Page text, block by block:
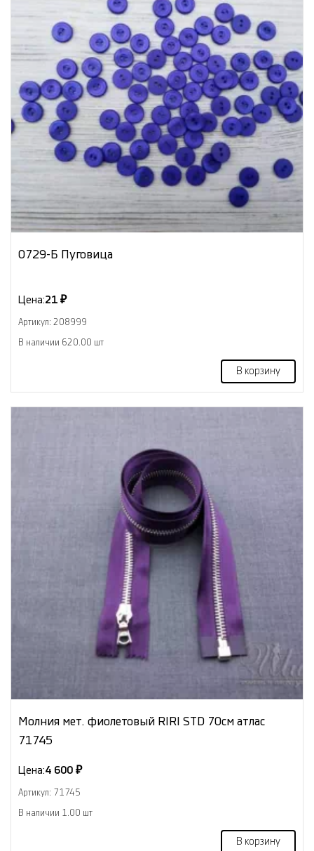
0729-Б Пуговица
Цена:21 ₽
Артикул: 208999
В наличии 620.00 шт
В корзину
Молния мет. фиолетовый RIRI STD 70см атлас
71745
Цена:4 600 ₽
Артикул: 71745
В наличии 1.00 шт
В корзину